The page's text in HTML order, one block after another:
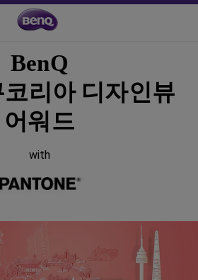
BenQ
코리아 디자인뷰
어워드
with